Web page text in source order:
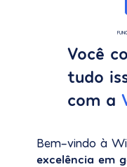
Você
tudo
com a
Bem-vindo à
excelência em